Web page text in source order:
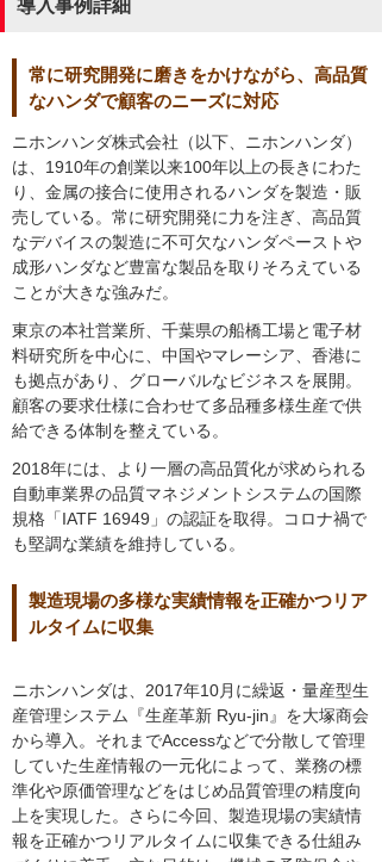
導入事例詳細
常に研究開発に磨きをかけながら、高品質
なハンダで顧客のニーズに対応
ニホンハンダ株式会社（以下、ニホンハンダ）
は、1910年の創業以来100年以上の長きにわた
り、金属の接合に使用されるハンダを製造・販
売している。常に研究開発に力を注ぎ、高品質
なデバイスの製造に不可欠なハンダペーストや
成形ハンダなど豊富な製品を取りそろえている
ことが大きな強みだ。
東京の本社営業所、千葉県の船橋工場と電子材
料研究所を中心に、中国やマレーシア、香港に
も拠点があり、グローバルなビジネスを展開。
顧客の要求仕様に合わせて多品種多様生産で供
給できる体制を整えている。
2018年には、より一層の高品質化が求められる
自動車業界の品質マネジメントシステムの国際
規格「IATF 16949」の認証を取得。コロナ禍で
も堅調な業績を維持している。
製造現場の多様な実績情報を正確かつリア
ルタイムに収集
ニホンハンダは、2017年10月に繰返・量産型生
産管理システム『生産革新 Ryu-jin』を大塚商会
から導入。それまでAccessなどで分散して管理
していた生産情報の一元化によって、業務の標
準化や原価管理などをはじめ品質管理の精度向
上を実現した。さらに今回、製造現場の実績情
報を正確かつリアルタイムに収集できる仕組み